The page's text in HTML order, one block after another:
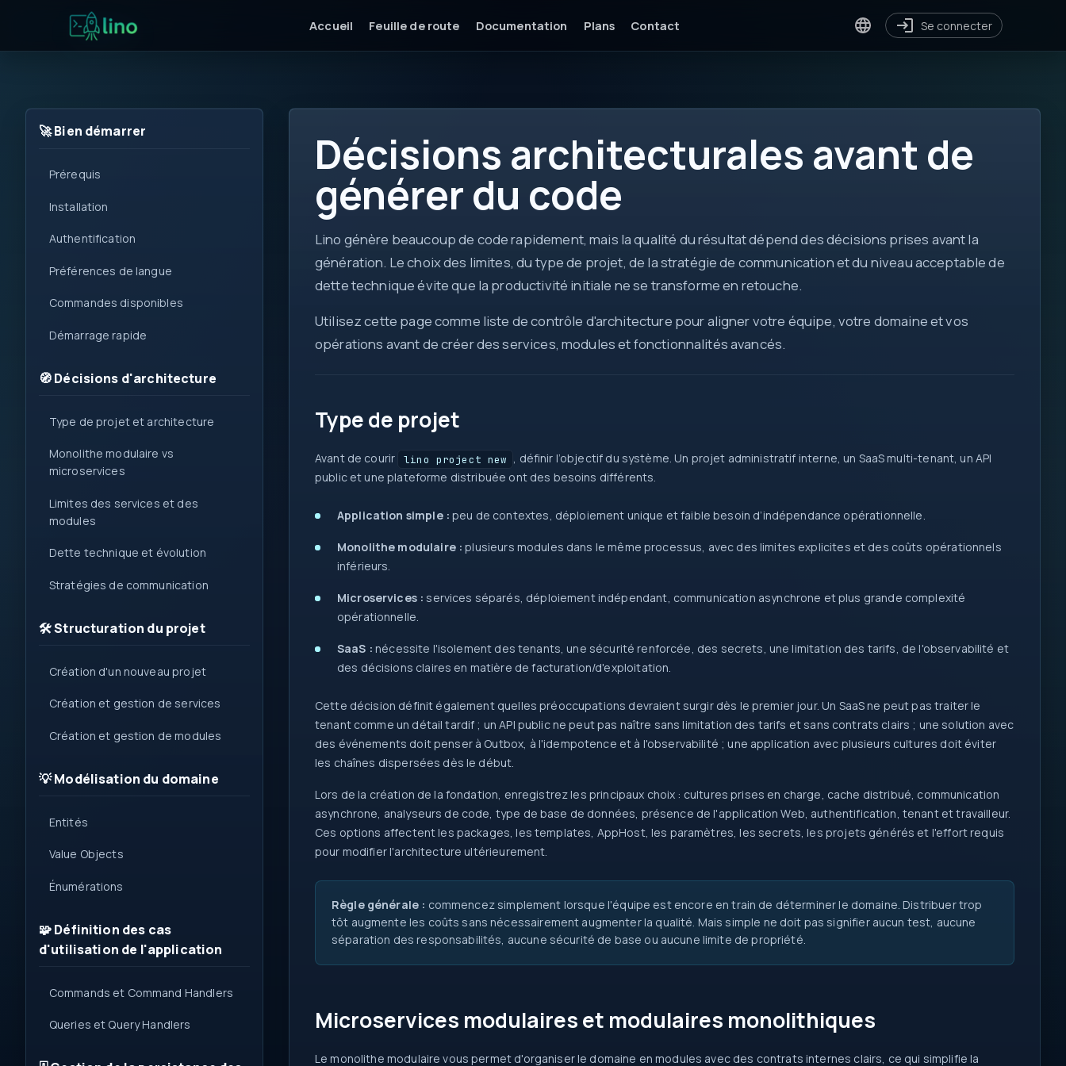
0
{ }
?.
for
i++
<T>
set
src
id
try
?
map
new
?.
int
DTO
ctx
let
if
for
var
</>
log
Accueil Feuille de route Documentation Plans Contact Se connecter
🚀 Bien démarrer
Prérequis
Installation
Authentification
Préférences de langue
Commandes disponibles
Démarrage rapide
🧭 Décisions d'architecture
Type de projet et architecture
Monolithe modulaire vs
microservices
Limites des services et des
modules
Dette technique et évolution
Stratégies de communication
🛠️ Structuration du projet
Création d'un nouveau projet
Création et gestion de services
Création et gestion de modules
💡 Modélisation du domaine
Entités
Value Objects
Énumérations
🧩 Définition des cas
d'utilisation de l'application
Commands et Command Handlers
Queries et Query Handlers
Décisions architecturales avant de
générer du code
Lino génère beaucoup de code rapidement, mais la qualité du résultat dépend des décisions prises avant la
génération. Le choix des limites, du type de projet, de la stratégie de communication et du niveau acceptable de
dette technique évite que la productivité initiale ne se transforme en retouche.
Utilisez cette page comme liste de contrôle d'architecture pour aligner votre équipe, votre domaine et vos
opérations avant de créer des services, modules et fonctionnalités avancés.
Type de projet
Avant de courir lino project new , définir l’objectif du système. Un projet administratif interne, un SaaS multi-tenant, un API
public et une plateforme distribuée ont des besoins différents.
Application simple : peu de contextes, déploiement unique et faible besoin d’indépendance opérationnelle.
Monolithe modulaire : plusieurs modules dans le même processus, avec des limites explicites et des coûts opérationnels
inférieurs.
Microservices : services séparés, déploiement indépendant, communication asynchrone et plus grande complexité
opérationnelle.
SaaS : nécessite l'isolement des tenants, une sécurité renforcée, des secrets, une limitation des tarifs, de l'observabilité et
des décisions claires en matière de facturation/d'exploitation.
Cette décision définit également quelles préoccupations devraient surgir dès le premier jour. Un SaaS ne peut pas traiter le
tenant comme un détail tardif ; un API public ne peut pas naître sans limitation des tarifs et sans contrats clairs ; une solution avec
des événements doit penser à Outbox, à l'idempotence et à l'observabilité ; une application avec plusieurs cultures doit éviter
les chaînes dispersées dès le début.
Lors de la création de la fondation, enregistrez les principaux choix : cultures prises en charge, cache distribué, communication
asynchrone, analyseurs de code, type de base de données, présence de l'application Web, authentification, tenant et travailleur.
Ces options affectent les packages, les templates, AppHost, les paramètres, les secrets, les projets générés et l'effort requis
pour modifier l'architecture ultérieurement.
Règle générale : commencez simplement lorsque l'équipe est encore en train de déterminer le domaine. Distribuer trop
tôt augmente les coûts sans nécessairement augmenter la qualité. Mais simple ne doit pas signifier aucun test, aucune
séparation des responsabilités, aucune sécurité de base ou aucune limite de propriété.
Microservices modulaires et modulaires monolithiques
Le monolithe modulaire vous permet d'organiser le domaine en modules avec des contrats internes clairs, ce qui simplifie la